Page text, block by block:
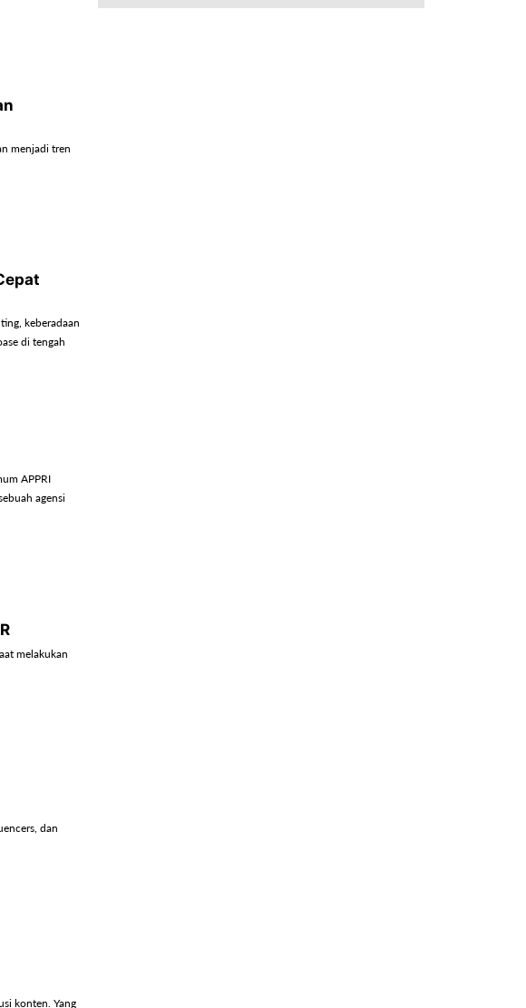
menjadi tren
keberadaan
di tengah
APPRI
agensi
melakukan
dan
konten. Yang